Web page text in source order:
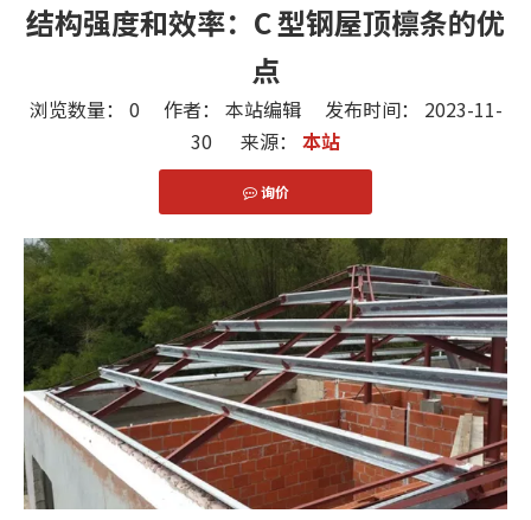
结构强度和效率：C 型钢屋顶檩条的优
点
浏览数量： 0 作者： 本站编辑 发布时间： 2023-11-
30 来源： 本站
询价